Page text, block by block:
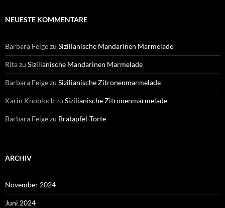
NEUESTE KOMMENTARE
Barbara Feigezu Sizilianische Mandarinen Marmelade
Ritazu Sizilianische Mandarinen Marmelade
Barbara Feigezu Sizilianische Zitronenmarmelade
Karin Knobloch zu Sizilianische Zitronenmarmelade
Barbara Feigezu Bratapfel-Torte
ARCHIV
November 2024
Juni 2024